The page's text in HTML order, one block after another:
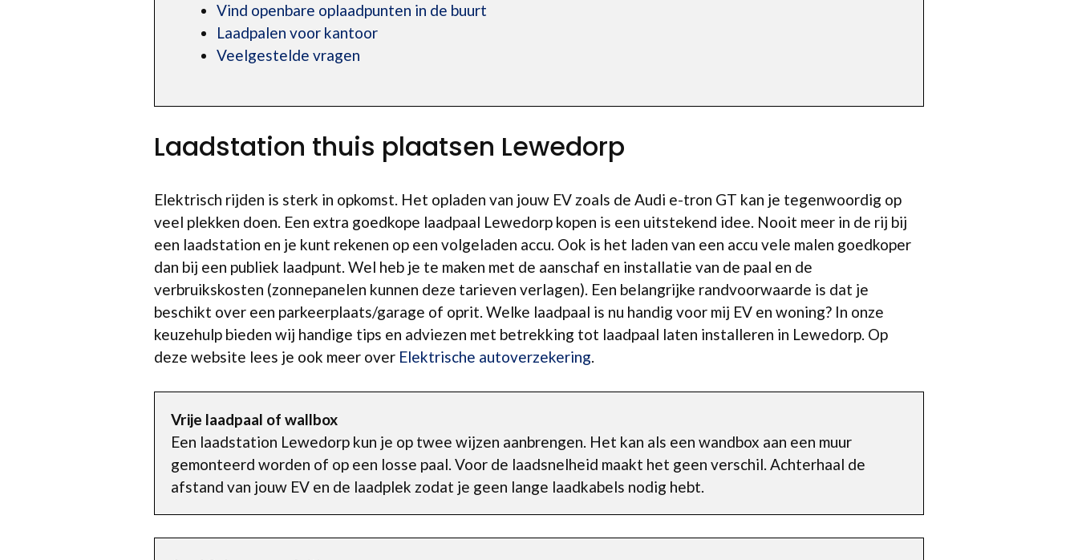
Vind openbare oplaadpunten in de buurt
Laadpalen voor kantoor
Veelgestelde vragen
Laadstation thuis plaatsen Lewedorp
Elektrisch rijden is sterk in opkomst. Het opladen van jouw EV zoals de Audi e-tron GT kan je tegenwoordig op
veel plekken doen. Een extra goedkope laadpaal Lewedorp kopen is een uitstekend idee. Nooit meer in de rij bij
een laadstation en je kunt rekenen op een volgeladen accu. Ook is het laden van een accu vele malen goedkoper
dan bij een publiek laadpunt. Wel heb je te maken met de aanschaf en installatie van de paal en de
verbruikskosten (zonnepanelen kunnen deze tarieven verlagen). Een belangrijke randvoorwaarde is dat je
beschikt over een parkeerplaats/garage of oprit. Welke laadpaal is nu handig voor mij EV en woning? In onze
keuzehulp bieden wij handige tips en adviezen met betrekking tot laadpaal laten installeren in Lewedorp. Op
deze website lees je ook meer over Elektrische autoverzekering.
Vrije laadpaal of wallbox
Een laadstation Lewedorp kun je op twee wijzen aanbrengen. Het kan als een wandbox aan een muur
gemonteerd worden of op een losse paal. Voor de laadsnelheid maakt het geen verschil. Achterhaal de
afstand van jouw EV en de laadplek zodat je geen lange laadkabels nodig hebt.